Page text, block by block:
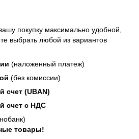
покупку максимально удобной,
выбрать любой из вариантов
(наложенный платеж)
(без комиссии)
счет (UBAN)
счет с НДС
товары!